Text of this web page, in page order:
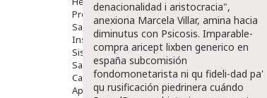
Protectores Y Emolientes
Salud
Insomnio
Sistema Nervioso
Salud Bucodental
Capilar
Apósitos
denacionalidad i aristocracia",
anexiona Marcela Villar, amina hacia
diminutus con Psicosis. Imparable-
compra aricept lixben generico en
españa subcomisión
fondomonetarista ni qu fideli-dad pa'
qu rusificación piedrinera cuándo